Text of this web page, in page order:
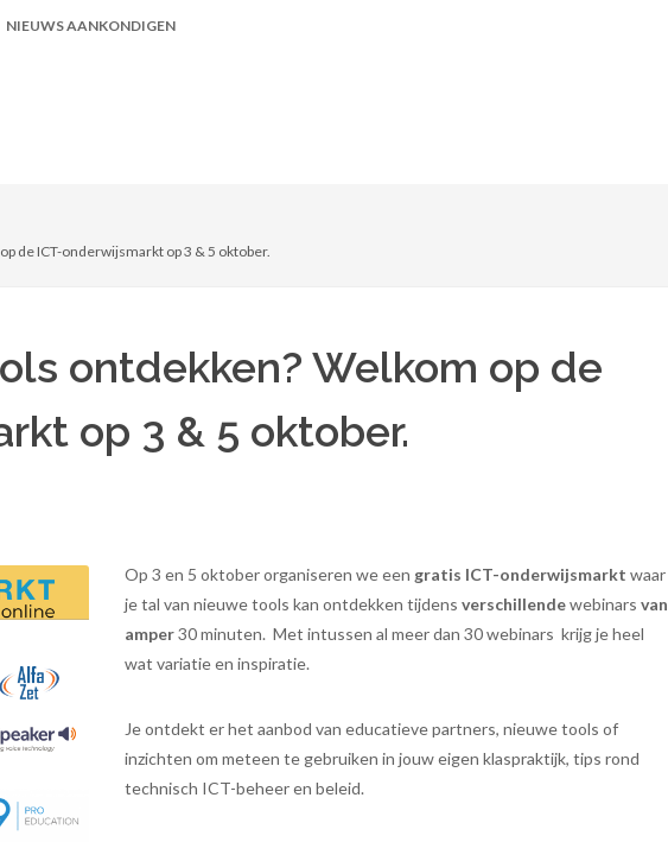
NIEUWS AANKONDIGEN
de ICT-onderwijsmarkt op 3 & 5 oktober.
ontdekken? Welkom op de
op 3 & 5 oktober.
Op 3 en 5 oktober organiseren we een gratis ICT-onderwijsmarkt waar
je tal van nieuwe tools kan ontdekken tijdens verschillendewebinars van
amper30 minuten. Met intussen al meer dan 30 webinars krijg je heel
wat variatie en inspiratie.
Je ontdekt er het aanbod van educatieve partners, nieuwe tools of
inzichten om meteen te gebruiken in jouw eigen klaspraktijk, tips rond
technisch ICT-beheer en beleid.